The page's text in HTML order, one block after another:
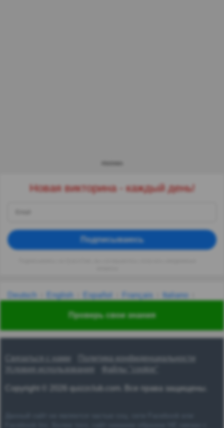
Проверь свои знания
Новая викторина - каждый день!
Подписываюсь
Deutsch English Español Français
Italiano
Українська हिन्दी 한국어
Связаться с нами
Политика конфиденциальности
Условия использования
Файлы "cookie"
Copyright © 2026 quizzclub.com. Все права защищены.